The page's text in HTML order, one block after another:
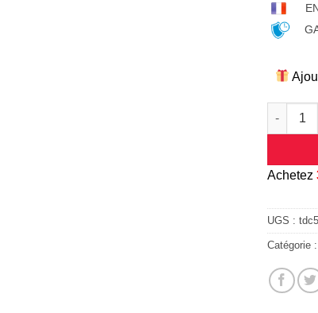
Achetez
UGS :
Catégorie :